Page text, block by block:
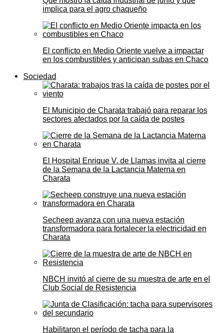
implica para el agro chaqueño
El conflicto en Medio Oriente vuelve a impactar
en los combustibles y anticipan subas en Chaco
Sociedad
El Municipio de Charata trabajó para reparar los
sectores afectados por la caída de postes
El Hospital Enrique V. de Llamas invita al cierre
de la Semana de la Lactancia Materna en
Charata
Secheep avanza con una nueva estación
transformadora para fortalecer la electricidad en
Charata
NBCH invitó al cierre de su muestra de arte en el
Club Social de Resistencia
Habilitaron el período de tacha para la